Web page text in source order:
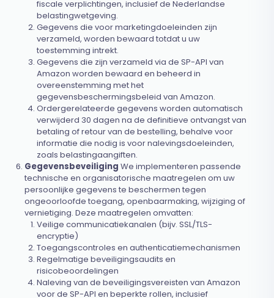
fiscale verplichtingen, inclusief de Nederlandse
belastingwetgeving.
Gegevens die voor marketingdoeleinden zijn
verzameld, worden bewaard totdat u uw
toestemming intrekt.
Gegevens die zijn verzameld via de SP-API van
Amazon worden bewaard en beheerd in
overeenstemming met het
gegevensbeschermingsbeleid van Amazon.
Ordergerelateerde gegevens worden automatisch
verwijderd 30 dagen na de definitieve ontvangst van
betaling of retour van de bestelling, behalve voor
informatie die nodig is voor nalevingsdoeleinden,
zoals belastingaangiften.
Gegevensbeveiliging We implementeren passende
technische en organisatorische maatregelen om uw
persoonlijke gegevens te beschermen tegen
ongeoorloofde toegang, openbaarmaking, wijziging of
vernietiging. Deze maatregelen omvatten:
Veilige communicatiekanalen (bijv. SSL/TLS-
encryptie)
Toegangscontroles en authenticatiemechanismen
Regelmatige beveiligingsaudits en
risicobeoordelingen
Naleving van de beveiligingsvereisten van Amazon
voor de SP-API en beperkte rollen, inclusief